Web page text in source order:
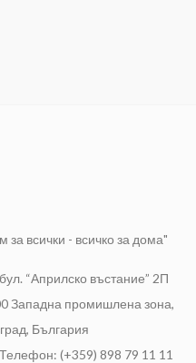
за всички - всичко за дома"
бул. “Априлско въстание” 2П
Западна промишлена зона,
България
Телефон: (+359) 898 79 11 11